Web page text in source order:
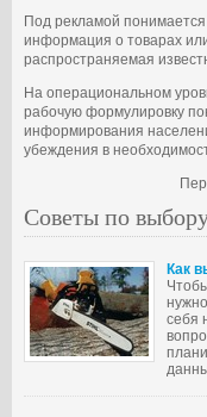
Под рекламой
информация о товарах
распространяемая
На операциональном
рабочую формулировку
информирования
убеждения в
Советы по
Как
себя